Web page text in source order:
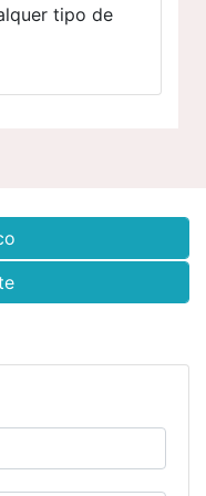
tipo de